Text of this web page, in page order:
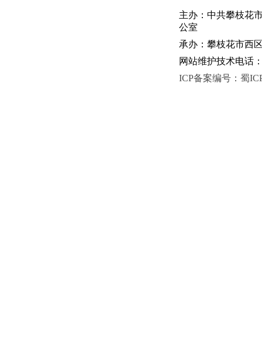
主办：中共攀枝
公室
承办：攀枝花市西
网站维护技术电话
ICP备案编号：蜀